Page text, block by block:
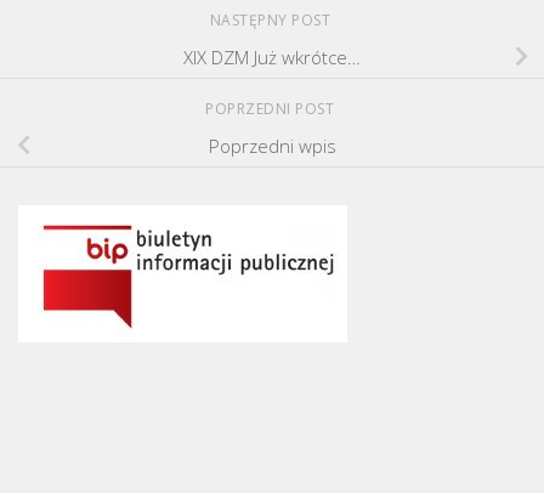
NASTĘPNY POST
XIX DZM Już wkrótce…
POPRZEDNI POST
Poprzedni wpis